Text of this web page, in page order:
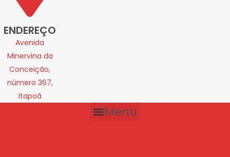
ENDEREÇO
Avenida
Minervina da
Conceição,
número 367,
Itapoã
Menu